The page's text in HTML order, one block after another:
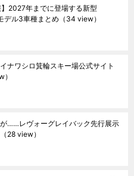
】2027年までに登場する新型
デル3車種まとめ （34 view）
ナワシロ箕輪スキー場公式サイト
）
……レヴォーグレイバック先行展示
（28 view）